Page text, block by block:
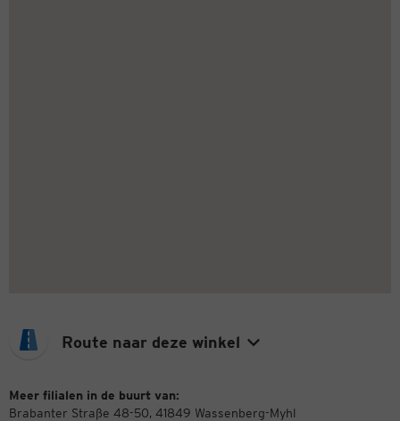
Route naar deze winkel
Meer filialen in de buurt van:
Brabanter Straße 48-50, 41849 Wassenberg-Myhl